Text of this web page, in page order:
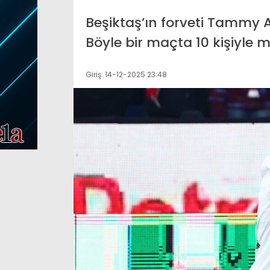
Beşiktaş’ın forveti
Böyle bir maçta 10 kişiyle
Giriş: 14-12-2025 23:48
Bakanlığı 80 ülkeye
107 sektörel pazar
hazırladı
İstanbul’da trafiği
kaza. TEM
birbirine girdi